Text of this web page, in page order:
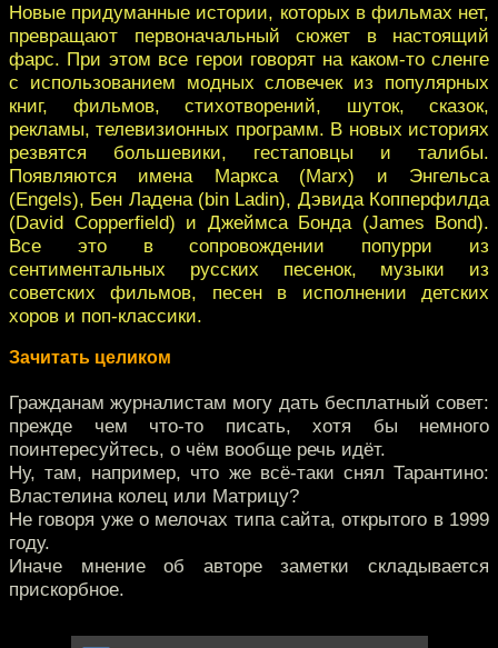
Новые придуманные истории, которых в фильмах нет,
превращают первоначальный сюжет в настоящий
фарс. При этом все герои говорят на каком-то сленге
с использованием модных словечек из популярных
книг, фильмов, стихотворений, шуток, сказок,
рекламы, телевизионных программ. В новых историях
резвятся большевики, гестаповцы и талибы.
Появляются имена Маркса (Marx) и Энгельса
(Engels), Бен Ладена (bin Ladin), Дэвида Копперфилда
(David Copperfield) и Джеймса Бонда (James Bond).
Все это в сопровождении попурри из
сентиментальных русских песенок, музыки из
советских фильмов, песен в исполнении детских
хоров и поп-классики.
Зачитать целиком
Гражданам журналистам могу дать бесплатный совет:
прежде чем что-то писать, хотя бы немного
поинтересуйтесь, о чём вообще речь идёт.
Ну, там, например, что же всё-таки снял Тарантино:
Властелина колец или Матрицу?
Не говоря уже о мелочах типа сайта, открытого в 1999
году.
Иначе мнение об авторе заметки складывается
прискорбное.